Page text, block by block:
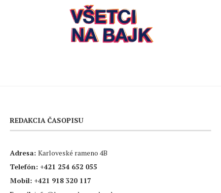
REDAKCIA ČASOPISU
Adresa: Karloveské rameno 4B
Telefón: +421 254 652 055
Mobil: +421 918 320 117